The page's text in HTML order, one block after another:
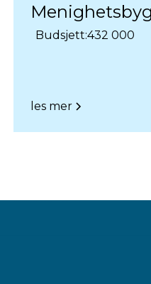
Budsjett:432 000
les mer